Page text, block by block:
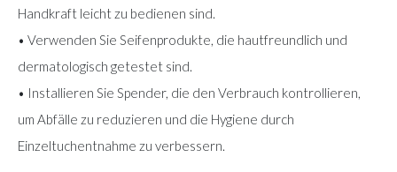
Handkraft leicht zu bedienen sind.
• Verwenden Sie Seifenprodukte, die hautfreundlich und
dermatologisch getestet sind.
• Installieren Sie Spender, die den Verbrauch kontrollieren,
um Abfälle zu reduzieren und die Hygiene durch
Einzeltuchentnahme zu verbessern.